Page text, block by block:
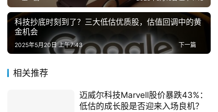
科技抄底时刻到了？三大低估优质股，估值回调中的黄
金机会
下一篇
2025年5月20日 上午7:43
相关推荐
迈威尔科技Marvell股价暴跌43%：
低估的成长股是否迎来入场良机？